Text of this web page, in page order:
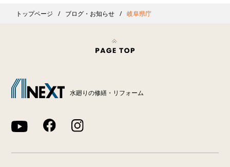
トップページ ブログ・お知らせ 岐阜県庁
水廻りの修繕・リフォーム